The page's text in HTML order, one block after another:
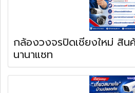
กล้องวงจรปิดเชียงใหม่ สิน
นานาแซท